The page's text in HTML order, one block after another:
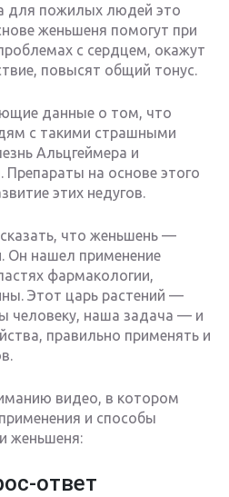
для пожилых людей это
женьшеня помогут при
с сердцем, окажут
повысят общий тонус.
данные о том, что
с такими страшными
Альцгеймера и
на основе этого
этих недугов.
что женьшень —
Он нашел применение
фармакологии,
Этот царь растений —
человеку, наша задача — и
правильно применять и
видео, в котором
и способы
женьшеня:
ответ